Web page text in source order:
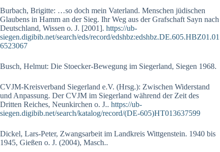
Burbach, Brigitte: …so doch mein Vaterland. Menschen jüdischen
Glaubens in Hamm an der Sieg. Ihr Weg aus der Grafschaft Sayn nach
Deutschland, Wissen o. J. [2001]. https://ub-
siegen.digibib.net/search/eds/record/edshbz:edshbz.DE.605.HBZ01.01
6523067
Busch, Helmut: Die Stoecker-Bewegung im Siegerland, Siegen 1968.
CVJM-Kreisverband Siegerland e.V. (Hrsg.): Zwischen Widerstand
und Anpassung. Der CVJM im Siegerland während der Zeit des
Dritten Reiches, Neunkirchen o. J.. https://ub-
siegen.digibib.net/search/katalog/record/(DE-605)HT013637599
Dickel, Lars-Peter, Zwangsarbeit im Landkreis Wittgenstein. 1940 bis
1945, Gießen o. J. (2004), Masch..